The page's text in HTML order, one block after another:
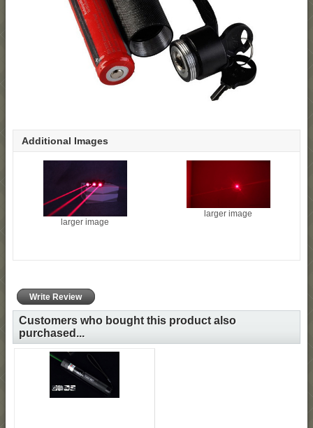
Additional Images
larger image
larger image
Write Review
Customers who bought this product also
purchased...